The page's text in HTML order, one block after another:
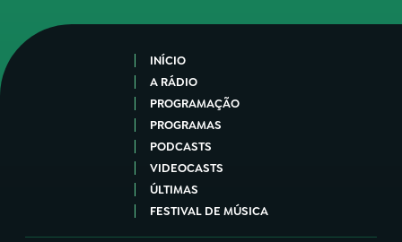
INÍCIO
A RÁDIO
PROGRAMAÇÃO
PROGRAMAS
PODCASTS
VIDEOCASTS
ÚLTIMAS
FESTIVAL DE MÚSICA